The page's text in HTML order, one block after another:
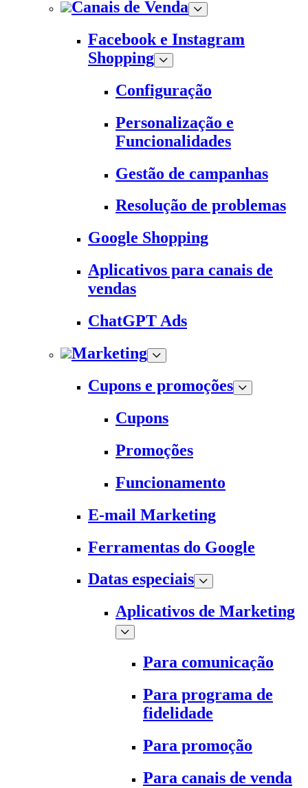
Canais de Venda
Facebook e Instagram
Shopping
Configuração
Personalização e
Funcionalidades
Gestão de campanhas
Resolução de problemas
Google Shopping
Aplicativos para canais de
vendas
ChatGPT Ads
Marketing
Cupons e promoções
Cupons
Promoções
Funcionamento
E-mail Marketing
Ferramentas do Google
Datas especiais
Aplicativos de Marketing
Para comunicação
Para programa de
fidelidade
Para promoção
Para canais de venda